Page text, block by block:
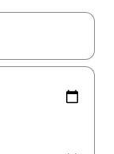
mit den